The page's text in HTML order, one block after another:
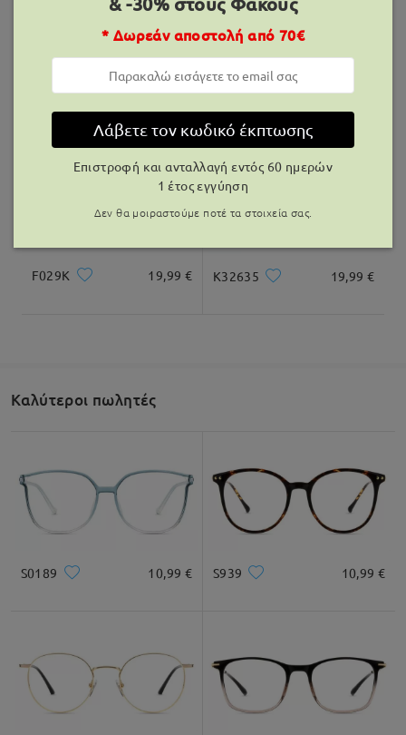
Παραδόθηκε
F029K 19,99 € K32635 19,99 €
Καλύτεροι πωλητές
S0189 10,99 € S939 10,99 €
* Δωρεάν αποστολή από 70€
Λάβετε τον κωδικό έκπτωσης
Επιστροφή και ανταλλαγή εντός 60 ημερών
1 έτος εγγύηση
Δεν θα μοιραστούμε ποτέ τα στοιχεία σας.